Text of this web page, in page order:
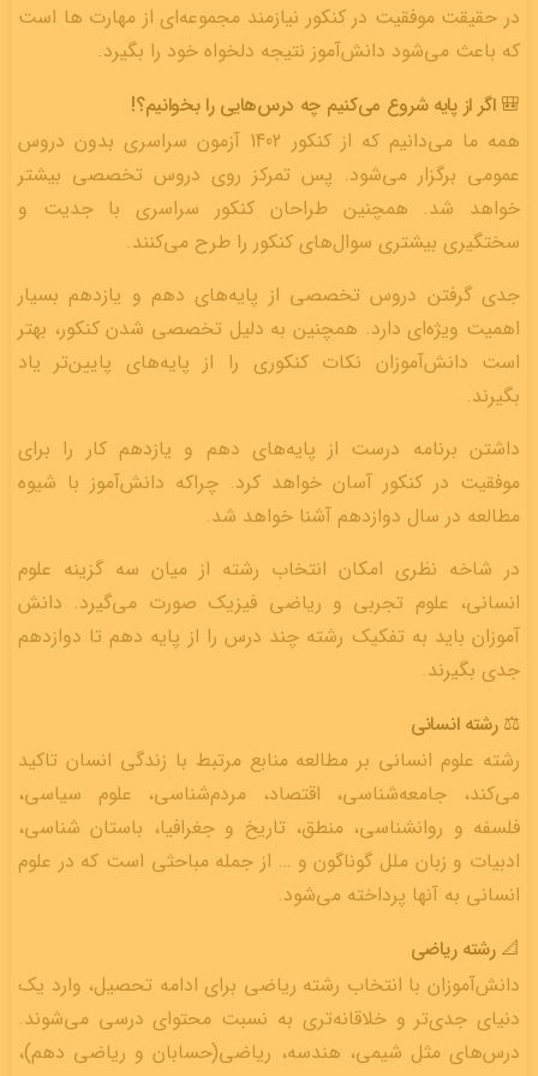
در حقیقت موفقیت در کنکور نیازمند مجموعه‌ای از مهارت ها است
که باعث می‌شود دانش‌آموز نتیجه دلخواه خود را بگیرد.
🎒 اگر از پایه شروع می‌کنیم چه درس‌هایی را بخوانیم؟!
همه ما می‌دانیم که از کنکور 1402 آزمون سراسری بدون دروس
عمومی برگزار می‌شود. پس تمرکز روی دروس تخصصی بیشتر
خواهد شد. همچنین طراحان کنکور سراسری با جدیت و
سختگیری بیشتری سوال‌های کنکور را طرح می‌کنند.
جدی گرفتن دروس تخصصی از پایه‌های دهم و یازدهم بسیار
اهمیت ویژه‌ای دارد. همچنین به دلیل تخصصی شدن کنکور، بهتر
است دانش‌آموزان نکات کنکوری را از پایه‌های پایین‌تر یاد
بگیرند.
داشتن برنامه درست از پایه‌های دهم و یازدهم کار را برای
موفقیت در کنکور آسان خواهد کرد. چراکه دانش‌آموز با شیوه
مطالعه در سال دوازدهم آشنا خواهد شد.
در شاخه نظری امکان انتخاب رشته از میان سه گزینه علوم
انسانی، علوم تجربی و ریاضی فیزیک صورت می‌گیرد. دانش
آموزان باید به تفکیک رشته چند درس را از پایه دهم تا دوازدهم
جدی بگیرند.
⚖️ رشته انسانی
رشته علوم انسانی بر مطالعه منابع مرتبط با زندگی انسان تاکید
می‌کند، جامعه‌شناسی، اقتصاد، مردم‌شناسی، علوم سیاسی،
فلسفه و روانشناسی، منطق، تاریخ و جغرافیا، باستان شناسی،
ادبیات و زبان ملل گوناگون و … از جمله مباحثی است که در علوم
انسانی به آنها پرداخته می‌شود.
📐 رشته ریاضی
دانش‌آموزان با انتخاب رشته ریاضی برای ادامه تحصیل، وارد یک
دنیای جدی‌تر و خلاقانه‌تری به نسبت محتوای درسی می‌شوند.
درس‌های مثل شیمی، هندسه، ریاضی(حسابان و ریاضی دهم)،